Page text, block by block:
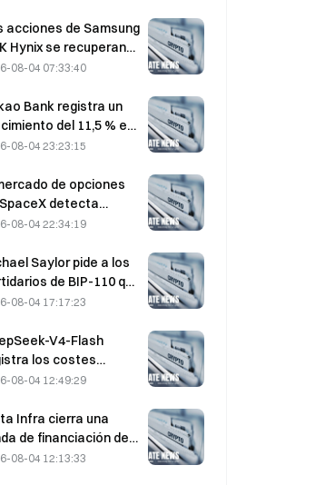
a un impacto
en su cuota de
acciones de Samsung
Hynix se recuperan
del 5 % por las
08-04 07:33:40
Bank registra un
del 11,5 % en
neto del
del primer
alcanza un
histórico
08-04 23:23:15
de opciones
detecta
posiciones
de $330 $20M
del vencimiento del
08-04 22:34:19
Saylor pide a los
de BIP-110 que
su apoyo»
se estanca
2,70 %
08-04 17:17:23
V4-Flash
los costes
más bajos
de IA en las
pruebas
08-04 12:49:29
Infra cierra una
de financiación de
A de $300M , con
08-04 12:13:33